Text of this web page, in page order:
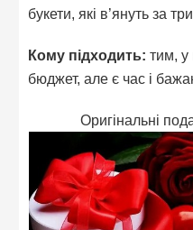
букети, які в’януть за
Кому підходить: тим, у
бюджет, але є час і
Оригінальні